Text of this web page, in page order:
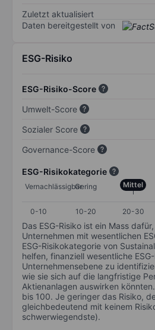
Zuletzt aktualisiert
Daten bereitgestellt von
ESG-Risiko
ESG-Risiko-Score
Umwelt-Score
Sozialer Score
Governance-Score
ESG-Risikokategorie
VernachlässigbarGering Mittel
0-10
10-20 20-30
Das ESG-Risiko ist ein Mass
Unternehmen mit wesentlichen
ESG-Risikokategorie von
helfen, finanziell wesentliche
Unternehmensebene zu
wie sie sich auf die langfristige
Aktienanlagen auswirken
bis 100. Je geringer das Risiko,
gleichbedeutend mit keinem
schwerwiegendste).